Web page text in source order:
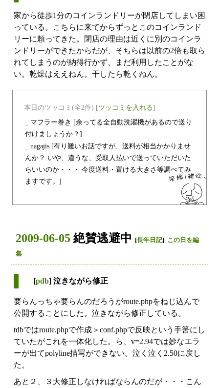
家から徒歩1分のコインランドリーが閉店してしまい困
っている。こちらに来てからずっとこのコインランド
リーに頼ってきた。閉店の理由は近くに別のコインラ
ンドリーができたからだが、そちらは以前の2倍も取ら
れてしまうのが納得行かず、まだ利用したことがな
い。乾燥はええねん。干したら乾くねん。
本日のツッコミ(全2件) [ツッコミを入れる]
マフラー巻き [余ってる全自動洗濯機があるので送り
付けましょうか？]
nagajis [有り難いお話ですが、送料が相当かかりませ
んか？ いや、違うな、受取人払いで送っていただいた
らいいのか・・・ 今度送料・置ける大きさ等調べてみ
ますです。]
2009-06-05 絶賛逃避中 [長年日記] この日を編
集
[pdb] 泣きながら修正
要らんっちゃ要らんのだろうがroute.phpをねじ込んで
公開することにした。泣きながら修正している。
tdbではroute.phpで作成＞conf.phpで反映という手筈にし
ていたがこれを一体化した。ら、v=2.94では妙なエラ
ーが出てpolyline描写ができない。泣く泣く2.50に戻し
た。
あと２、３大修正しなければならんのだが・・・こん